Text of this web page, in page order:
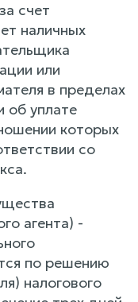
счет
наличных
или
в пределах
об уплате
которых
со
агента) -
по решению
налогового